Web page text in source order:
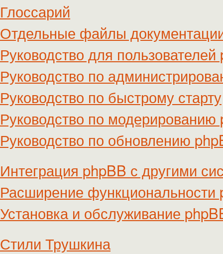
Глоссарий
Отдельные файлы
Руководство для пользователей
Руководство по
Руководство по быстрому старту
Руководство по модерированию
Руководство по обновлению
Интеграция phpBB с другими
Расширение функциональности
Установка и обслуживание
Стили Трушкина